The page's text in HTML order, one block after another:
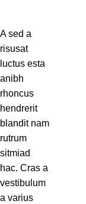
A sed a
risusat
luctus esta
anibh
rhoncus
hendrerit
blandit nam
rutrum
sitmiad
hac. Cras a
vestibulum
a varius